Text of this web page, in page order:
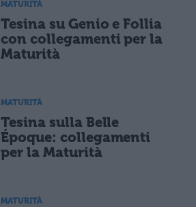
MATURITÀ
Tesina su Genio e Follia
con collegamenti per la
Maturità
MATURITÀ
Tesina sulla Belle
Époque: collegamenti
per la Maturità
MATURITÀ